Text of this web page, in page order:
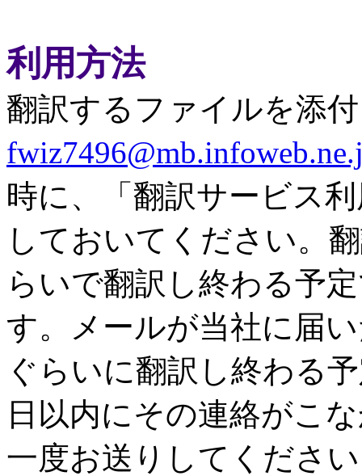
利用方法
翻訳するファイルを添
時に、「翻訳サービス
しておいてください。
らいで翻訳し終わる予
す。メールが当社に届
ぐらいに翻訳し終わる
日以内にその連絡がこ
一度お送りしてくださ